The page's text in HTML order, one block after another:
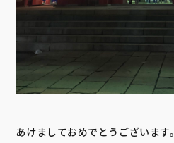
あけましておめでとうございます。